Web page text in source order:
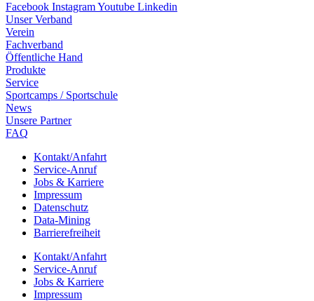
Facebook InstagramYoutube Linkedin
Unser Verband
Verein
Fach­ver­band
Öffent­li­che Hand
Produkte
Service
Sport­camps / Sportschule
News
Unsere Part­ner
FAQ
Kontakt/​​Anfahrt
Service-Anruf
Jobs & Karriere
Impres­sum
Daten­schutz
Data-Mining
Barrie­re­frei­heit
Kontakt/​​Anfahrt
Service-Anruf
Jobs & Karriere
Impres­sum